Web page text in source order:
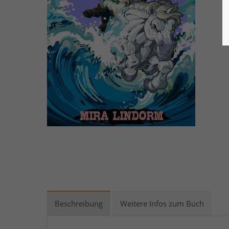
Beschreibung Weitere Infos zum Buch